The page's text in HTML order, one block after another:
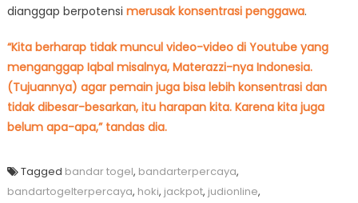
dianggap berpotensi merusak konsentrasi penggawa.
“Kita berharap tidak muncul video-video di Youtube yang
menganggap Iqbal misalnya, Materazzi-nya Indonesia.
(Tujuannya) agar pemain juga bisa lebih konsentrasi dan
tidak dibesar-besarkan, itu harapan kita. Karena kita juga
belum apa-apa,” tandas dia.
Tagged bandar togel, bandarterpercaya,
bandartogelterpercaya, hoki, jackpot, judionline,